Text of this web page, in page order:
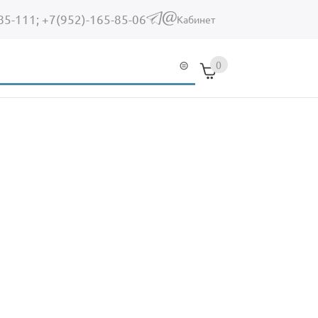
111; +7(952)-165-85-06 (link sends e-mail)
Кабинет
0